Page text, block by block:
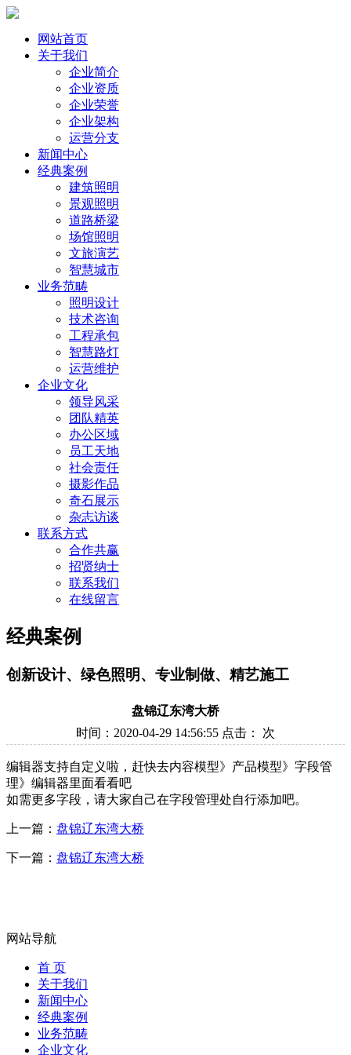
网站首页
关于我们
企业简介
企业资质
企业荣誉
企业架构
运营分支
新闻中心
经典案例
建筑照明
景观照明
道路桥梁
场馆照明
文旅演艺
智慧城市
业务范畴
照明设计
技术咨询
工程承包
智慧路灯
运营维护
企业文化
领导风采
团队精英
办公区域
员工天地
社会责任
摄影作品
奇石展示
杂志访谈
联系方式
合作共赢
招贤纳士
联系我们
在线留言
经典案例
创新设计、绿色照明、专业制做、精艺施工
盘锦辽东湾大桥
时间：2020-04-29 14:56:55 点击： 次
编辑器支持自定义啦，赶快去内容模型》产品模型》字段管
理》编辑器里面看看吧
如需更多字段，请大家自己在字段管理处自行添加吧。
上一篇： 盘锦辽东湾大桥
下一篇： 盘锦辽东湾大桥
网站导航
首 页
关于我们
新闻中心
经典案例
业务范畴
企业文化